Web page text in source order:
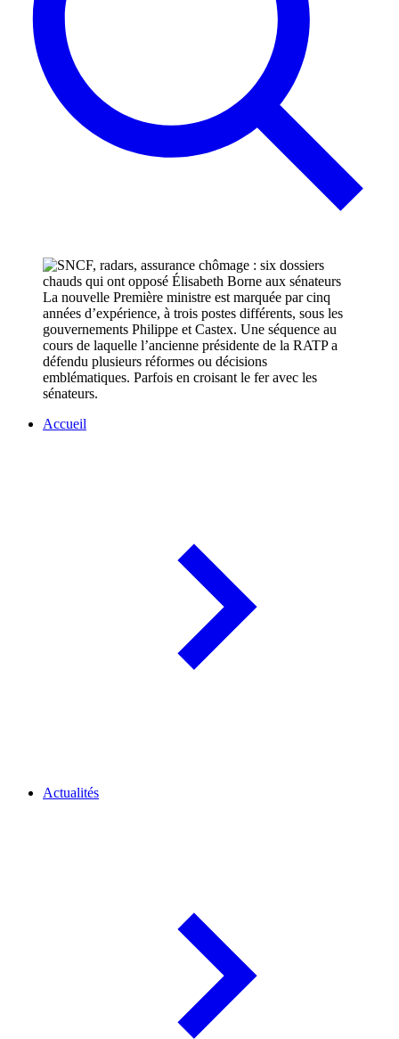
La nouvelle Première ministre est marquée par cinq
années d’expérience, à trois postes différents, sous les
gouvernements Philippe et Castex. Une séquence au
cours de laquelle l’ancienne présidente de la RATP a
défendu plusieurs réformes ou décisions
emblématiques. Parfois en croisant le fer avec les
sénateurs.
Accueil
Actualités